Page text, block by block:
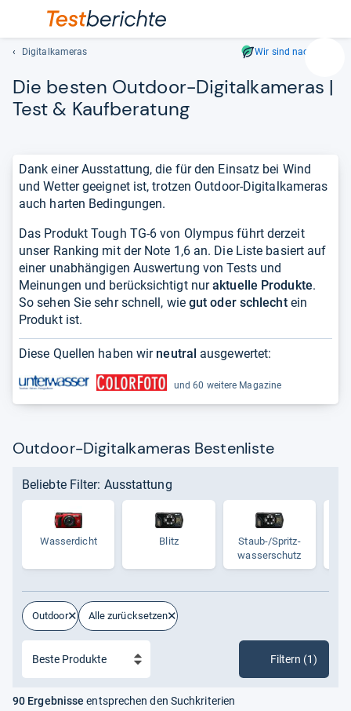
Geben
ein.
und
lassen
mit
den
Digitalkameras Wir sind nachhaltig
Die bes­ten Out­door-​Digi­tal­ka­me­ras |
Test & Kauf­be­ra­tung
Dank einer Ausstattung, die für den Einsatz bei Wind
und Wetter geeignet ist, trotzen Outdoor-Digitalkameras
auch harten Bedingungen.
Das Produkt Tough TG-6 von Olympus führt derzeit
unser Ranking mit der Note 1,6 an. Die Liste basiert auf
einer unabhängigen Auswertung von Tests und
Meinungen und berücksichtigt nuraktuelle Produkte.
So sehen Sie sehr schnell, wie gut oder schlechtein
Produkt ist.
Diese Quellen haben wir neutral ausgewertet:
und 60 weitere Magazine
Outdoor-Digitalkameras Bestenliste
Beliebte Filter: Ausstattung
Was­ser­dicht Blitz
Staub-​/Spritz­
was­ser­schutz
Outdoor Alle zurücksetzen
Filtern (1)
90 Ergebnisse entsprechen den Suchkriterien